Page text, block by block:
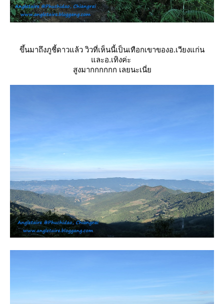
ขึ้นมาถึงภูชี้ดาวแล้ว วิวที่เห็นนี้เป็นเทือกเขาของอ.เวียงแก่น
ละอ.เทิงค่ะ
สูงมากกกกกก เลยนะเนี่